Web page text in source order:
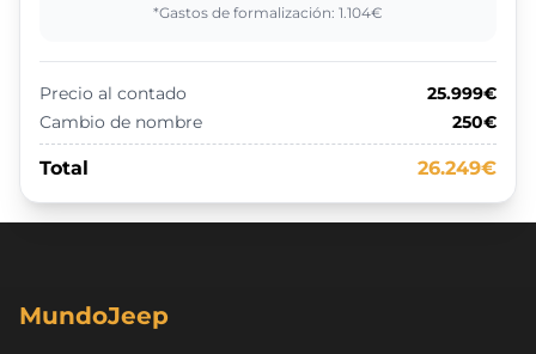
*Gastos de formalización: 1.104€
Precio al contado
25.999€
Cambio de nombre
250€
Total 26.249€
MundoJeep